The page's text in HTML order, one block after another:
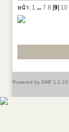
หน้า: 1 ... 7 8 [9] 10
Powered by SMF 1.1.10